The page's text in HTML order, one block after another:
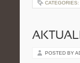
CATEGORIES:
POSTED BY